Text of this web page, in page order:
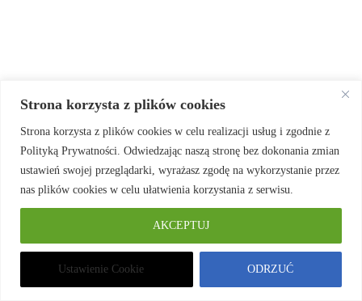
Strona korzysta z plików cookies
Strona korzysta z plików cookies w celu realizacji usług i zgodnie z
Polityką Prywatności. Odwiedzając naszą stronę bez dokonania zmian
ustawień swojej przeglądarki, wyrażasz zgodę na wykorzystanie przez
nas plików cookies w celu ułatwienia korzystania z serwisu.
Ustawienie Cookie ODRZUĆ
AKCEPTUJ